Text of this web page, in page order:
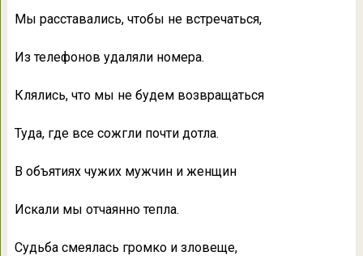
Мы расставались, чтобы не встречаться,
Из телефонов удаляли номера.
Клялись, что мы не будем возвращаться
Туда, где все сожгли почти дотла.
В объятиях чужих мужчин и женщин
Искали мы отчаянно тепла.
Судьба смеялась громко и зловеще,